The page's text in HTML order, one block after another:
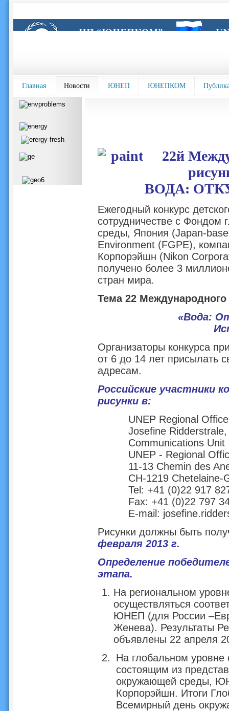
Главная Новости ЮНЕП ЮНЕПКОМ
22й
ВОДА:
Ежегодный конкурс
сотрудничестве с Фондом
среды, Япония (Japan-
Environment (FGPE),
Корпорэйшн (Nikon
получено более 3
стран мира.
Тема 22 Международного
«Вода:
Организаторы конкурса
от 6 до 14 лет присылать
адресам.
Российские участники
рисунки в:
UNEP Regional
Josefine Ridderstrale,
Communications Unit
UNEP - Regional
11-13 Chemin des
CH-1219 Chetelaine-
Tel: +41 (0)22 917
Fax: +41 (0)22 797
E-mail:
Рисунки должны быть
февраля 2013 г.
Определение
этапа.
На региональном
осуществляться
ЮНЕП (для России
Женева). Результаты
объявлены 22 апреля
На глобальном уровне
состоящим из
окружающей среды,
Корпорэйшн. Итоги
Всемирный день